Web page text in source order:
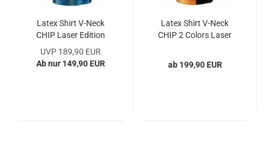
Latex Shirt V-Neck
CHIP Laser Edition
(easy to dress)
UVP 189,90 EUR
Ab nur 149,90 EUR
Latex Shirt V-Neck
CHIP 2 Colors Laser
ab 199,90 EUR